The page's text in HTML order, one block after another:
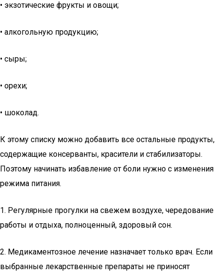
• экзотические фрукты и овощи;
• алкогольную продукцию;
• сыры;
• орехи;
• шоколад.
К этому списку можно добавить все остальные продукты,
содержащие консерванты, красители и стабилизаторы.
Поэтому начинать избавление от боли нужно с изменения
режима питания.
1. Регулярные прогулки на свежем воздухе, чередование
работы и отдыха, полноценный, здоровый сон.
2. Медикаментозное лечение назначает только врач. Если
выбранные лекарственные препараты не приносят